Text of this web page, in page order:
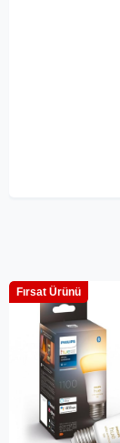
Fırsat Ürünü